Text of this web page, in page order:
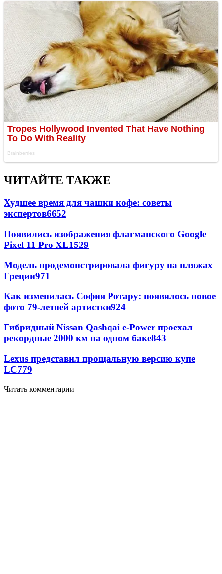
ЧИТАЙТЕ ТАКЖЕ
Худшее время для чашки кофе: советы
экспертов6652
Появились изображения флагманского Google
Pixel 11 Pro XL1529
Модель продемонстрировала фигуру на пляжах
Греции971
Как изменилась София Ротару: появилось новое
фото 79-летней артистки924
Гибридный Nissan Qashqai e-Power проехал
рекордные 2000 км на одном баке843
Lexus представил прощальную версию купе
LC779
Читать комментарии